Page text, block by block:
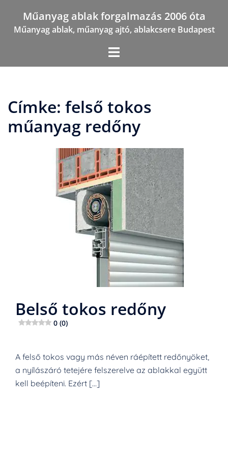
content
Műanyag ablak forgalmazás 2006 óta
Műanyag ablak, műanyag ajtó, ablakcsere Budapest
Címke: felső tokos
műanyag redőny
Belső tokos redőny
0 (0)
A felső tokos vagy más néven ráépített redőnyöket,
a nyílászáró tetejére felszerelve az ablakkal együtt
kell beépíteni. Ezért […]